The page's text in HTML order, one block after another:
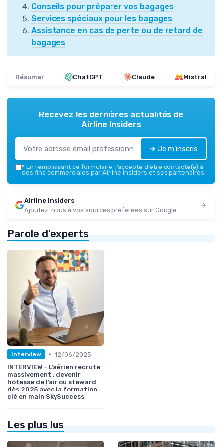
Conseils pour préparer vos bagages
Services spéciaux pour les bagages
Assistance en cas de perte ou de retard de
bagages
Résumer ChatGPT Claude Mistral
Recevez les dernières actualités de
Airline Insiders
➔ Je m'inscris
* En remplissant ce formulaire, j’accepte d’être contacté(e) à
des fins commerciales par Airline Insiders et ses partenaires.
Airline Insiders
Ajoutez-nous à vos sources préférées sur Google
Parole d'experts
Interview • 12/06/2025
INTERVIEW - L’aérien recrute
massivement : devenir
hôtesse de l’air ou steward
dès 2025 avec la formation
clé en main SkySuccess
Les plus lus